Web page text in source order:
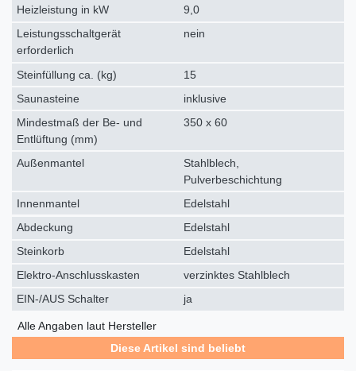
Heizleistung in kW
9,0
Leistungsschaltgerät
erforderlich
nein
Steinfüllung ca. (kg)
15
Saunasteine
inklusive
Mindestmaß der Be- und
Entlüftung (mm)
350 x 60
Außenmantel
Stahlblech,
Pulverbeschichtung
Innenmantel
Edelstahl
Abdeckung
Edelstahl
Steinkorb
Edelstahl
Elektro-Anschlusskasten
verzinktes Stahlblech
EIN-/AUS Schalter
ja
Alle Angaben laut Hersteller
Diese Artikel sind beliebt